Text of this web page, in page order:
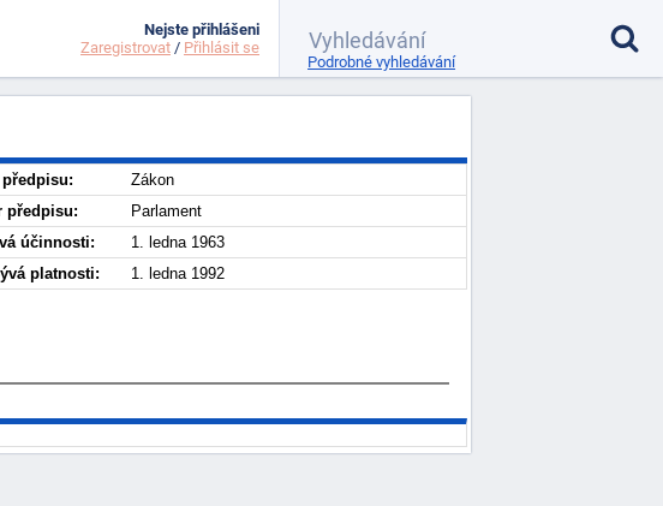
předpisu:
Zákon
předpisu:
Parlament
účinnosti:
1. ledna 1963
platnosti: 1. ledna 1992
Nejste přihlášeni
Zaregistrovat / Přihlásit se
Podrobné vyhledávání